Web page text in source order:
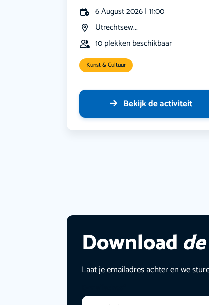
6 August 2026 | 11:00
Utrechtsew...
10 plekken beschikbaar
Kunst & Cultuur
Bekijk de activiteit
Download
Laat je emailadres achter en we